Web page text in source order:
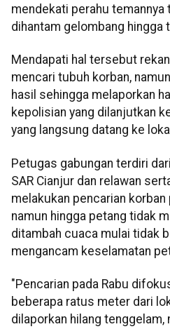
mendekati perahu temannya
dihantam gelombang hingga
Mendapati hal tersebut
mencari tubuh korban,
hasil sehingga melaporkan
kepolisian yang dilanjutkan
yang langsung datang ke
Petugas gabungan terdiri
SAR Cianjur dan relawan
melakukan pencarian korban
namun hingga petang tidak
ditambah cuaca mulai tidak
mengancam keselamatan
"Pencarian pada Rabu
beberapa ratus meter dari
dilaporkan hilang tenggelam,